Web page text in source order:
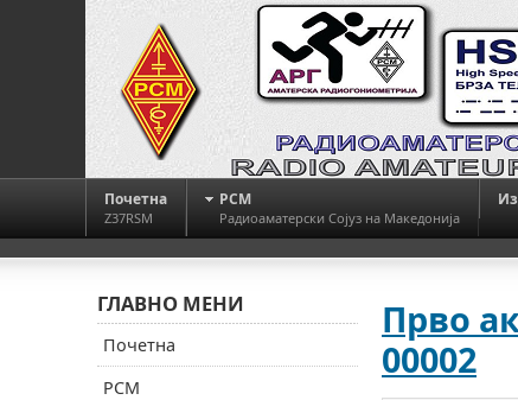
Почетна
Z37RSM
РСМ
Радиоаматерски Сојуз на Македонија
Прво
00002
ГЛАВНО МЕНИ
Почетна
РСМ